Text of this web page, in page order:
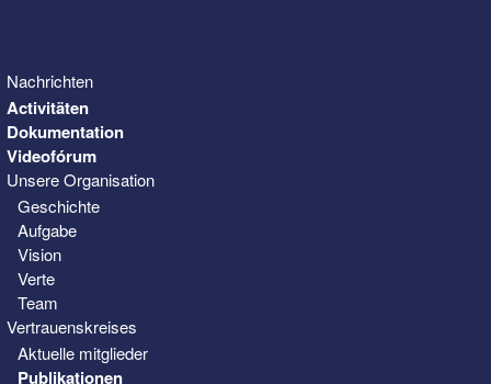
Nachrichten
Activitäten
Dokumentation
Videofórum
Unsere Organisation
Geschichte
Aufgabe
Vision
Verte
Team
Vertrauenskreises
Aktuelle mitglieder
Publikationen